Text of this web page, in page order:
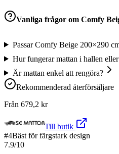
Vanliga frågor om Comfy
Passar Comfy Beige 200×290
Hur fungerar mattan i hallen
Är mattan enkel att rengöra?
Rekommenderad återförsäljare
Från 679,2 kr
Till butik
#4Bäst för färgstark design
7.9/10